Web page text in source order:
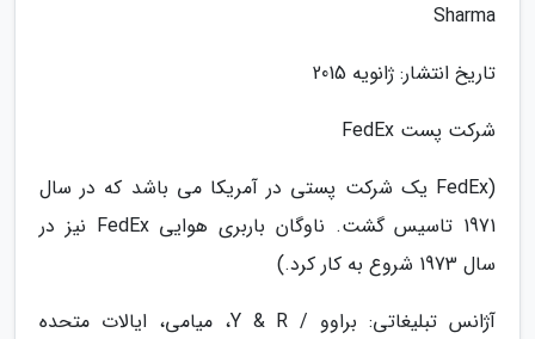
Sharma
تاریخ انتشار: ژانویه 2015
شرکت پست FedEx
(FedEx یک شرکت پستی در آمریکا می باشد که در سال
1971 تاسیس گشت. ناوگان باربری هوایی FedEx نیز در
سال 1973 شروع به کار کرد.)
آژانس تبلیغاتی: براوو / Y & R، میامی، ایالات متحده